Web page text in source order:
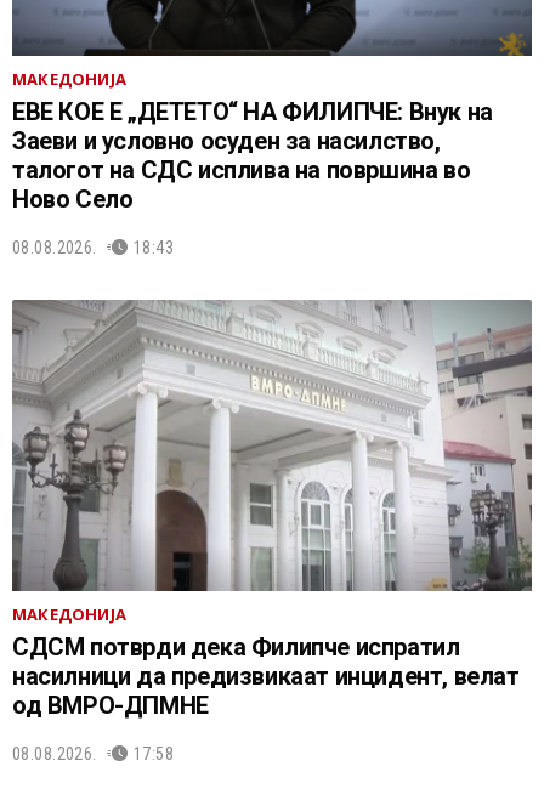
МАКЕДОНИЈА
ЕВЕ КОЕ Е „ДЕТЕТО“ НА ФИЛИПЧЕ: Внук на
Заеви и условно осуден за насилство,
талогот на СДС исплива на површина во
Ново Село
08.08.2026. 18:43
МАКЕДОНИЈА
СДСМ потврди дека Филипче испратил
насилници да предизвикаат инцидент, велат
од ВМРО-ДПМНЕ
08.08.2026. 17:58